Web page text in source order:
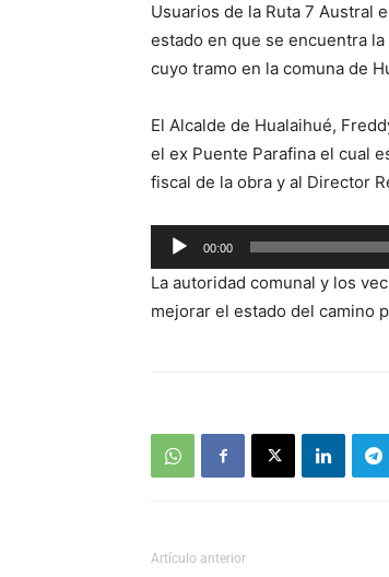
Usuarios de la Ruta 7 Austral
estado en que se encuentra
cuyo tramo en la comuna de
El Alcalde de Hualaihué,
el ex Puente Parafina el cual
fiscal de la obra y al Director
Reproductor
de
audio
00:00
La autoridad comunal y los
mejorar el estado del camino
Artículo anterior